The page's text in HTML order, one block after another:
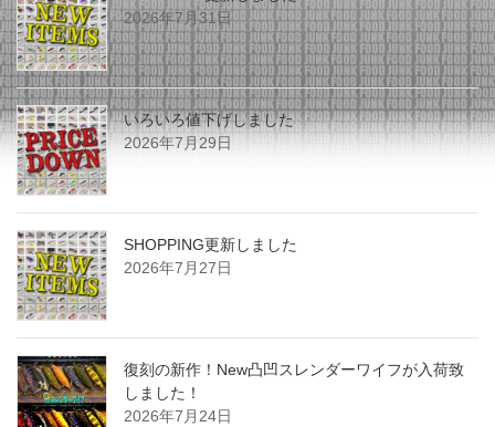
2026年7月31日
いろいろ値下げしました
2026年7月29日
SHOPPING更新しました
2026年7月27日
復刻の新作！New凸凹スレンダーワイフが入荷致
しました！
2026年7月24日